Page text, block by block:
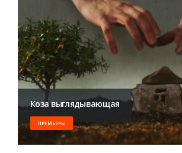
Коза выглядывающая
ПРЕМЬЕРЫ